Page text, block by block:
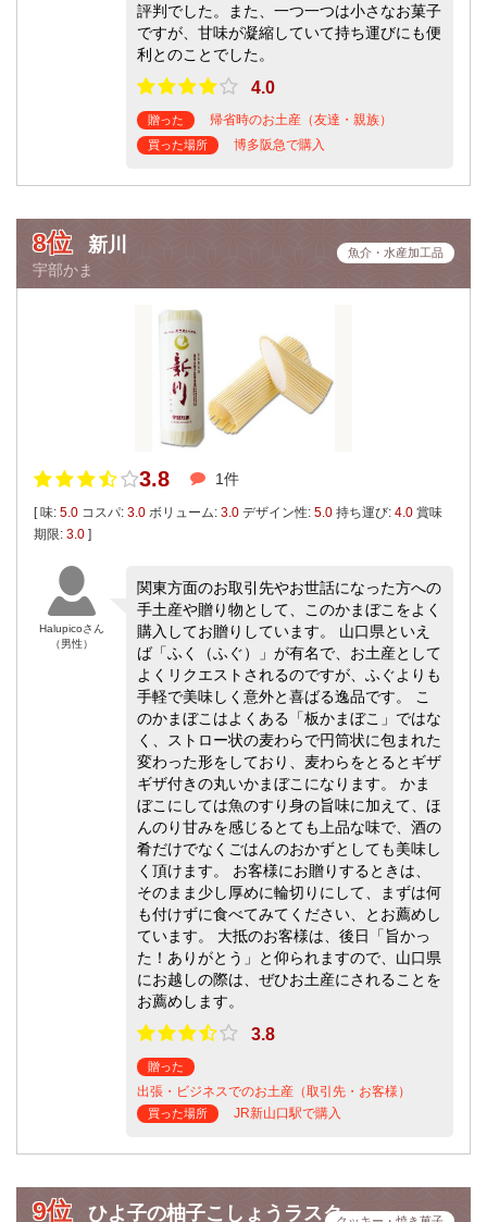
評判でした。また、一つ一つは小さなお菓子
ですが、甘味が凝縮していて持ち運びにも便
利とのことでした。
4.0
贈った 帰省時のお土産（友達・親族）
買った場所 博多阪急で購入
8位 新川
宇部かま
魚介・水産加工品
3.8 1件
[ 味: 5.0 コスパ: 3.0 ボリューム: 3.0 デザイン性: 5.0 持ち運び: 4.0 賞味
期限: 3.0 ]
Halupicoさん
（男性）
関東方面のお取引先やお世話になった方への
手土産や贈り物として、このかまぼこをよく
購入してお贈りしています。 山口県といえ
ば「ふく（ふぐ）」が有名で、お土産として
よくリクエストされるのですが、ふぐよりも
手軽で美味しく意外と喜ばる逸品です。 こ
のかまぼこはよくある「板かまぼこ」ではな
く、ストロー状の麦わらで円筒状に包まれた
変わった形をしており、麦わらをとるとギザ
ギザ付きの丸いかまぼこになります。 かま
ぼこにしては魚のすり身の旨味に加えて、ほ
んのり甘みを感じるとても上品な味で、酒の
肴だけでなくごはんのおかずとしても美味し
く頂けます。 お客様にお贈りするときは、
そのまま少し厚めに輪切りにして、まずは何
も付けずに食べてみてください、とお薦めし
ています。 大抵のお客様は、後日「旨かっ
た！ありがとう」と仰られますので、山口県
にお越しの際は、ぜひお土産にされることを
お薦めします。
3.8
贈った
出張・ビジネスでのお土産（取引先・お客様）
買った場所 JR新山口駅で購入
9位 ひよ子の柚子こしょうラスク